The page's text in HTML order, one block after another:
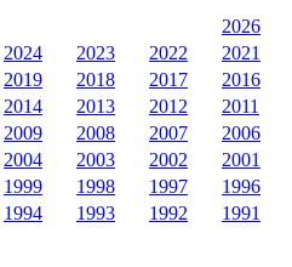
2026
2024 2023 2022
2021
2019 2018 2017
2016
2014 2013 2012
2011
2009 2008 2007
2006
2004 2003 2002
2001
1999 1998 1997
1996
1994 1993 1992 1991